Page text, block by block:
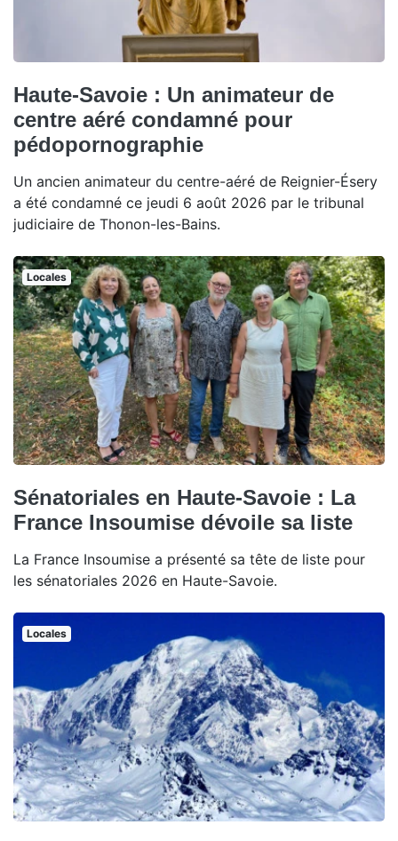
Haute-Savoie : Un animateur de
centre aéré condamné pour
pédopornographie
Un ancien animateur du centre-aéré de Reignier-Ésery
a été condamné ce jeudi 6 août 2026 par le tribunal
judiciaire de Thonon-les-Bains.
Locales
Sénatoriales en Haute-Savoie : La
France Insoumise dévoile sa liste
La France Insoumise a présenté sa tête de liste pour
les sénatoriales 2026 en Haute-Savoie.
Locales